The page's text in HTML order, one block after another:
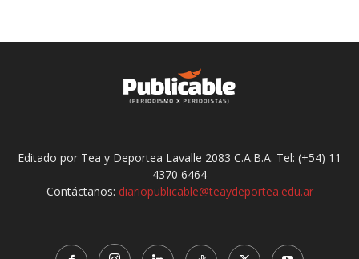
Editado por Tea y Deportea Lavalle 2083 C.A.B.A. Tel: (+54) 11
4370 6464
Contáctanos: diariopublicable@teaydeportea.edu.ar